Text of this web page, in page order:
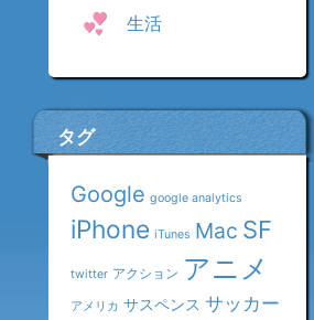
生活
タグ
Google google analytics
iPhone iTunes Mac SF
twitter アクション アニメ
アメリカ サスペンス サッカー